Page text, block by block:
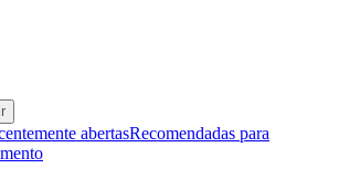
abertasRecomendadas para